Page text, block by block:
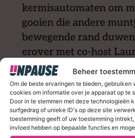
Beheer
Om de beste ervaringen te bieden,
cookies om informatie over je apparaat op te
Door in te stemmen met deze technologieën
surfgedrag of unieke ID's op deze site
toestemming geeft of uw toestemming
invloed hebben op bepaalde functies en
kermisautomaten om
gooien die andere
bewegende rand
erover met co-host
Lubbe in deze aflevering
BNR-podcast All in the